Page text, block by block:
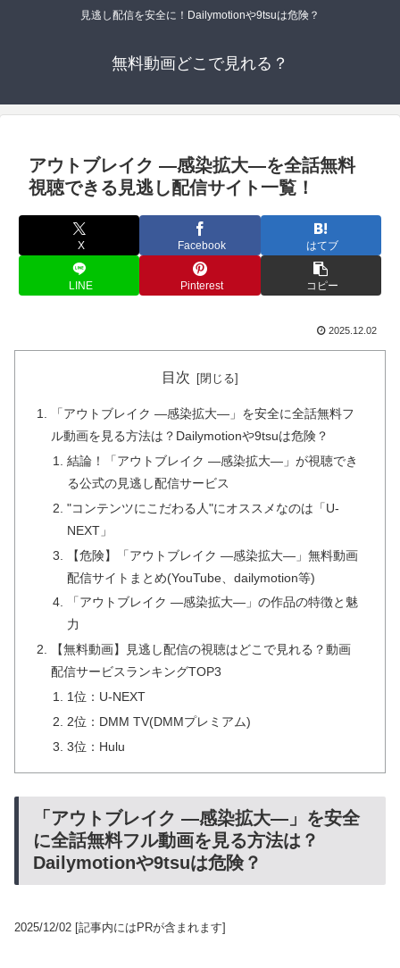
見逃し配信を安全に！Dailymotionや9tsuは危険？
無料動画どこで見れる？
アウトブレイク ―感染拡大―を全話無料
視聴できる見逃し配信サイト一覧！
X Facebook はてブ
LINE Pinterest コピー
2025.12.02
目次
「アウトブレイク ―感染拡大―」を安全に全話無料フ
ル動画を見る方法は？Dailymotionや9tsuは危険？
結論！「アウトブレイク ―感染拡大―」が視聴でき
る公式の見逃し配信サービス
"コンテンツにこだわる人"にオススメなのは「U-
NEXT」
【危険】「アウトブレイク ―感染拡大―」無料動画
配信サイトまとめ(YouTube、dailymotion等)
「アウトブレイク ―感染拡大―」の作品の特徴と魅
力
【無料動画】見逃し配信の視聴はどこで見れる？動画
配信サービスランキングTOP3
1位：U-NEXT
2位：DMM TV(DMMプレミアム)
3位：Hulu
「アウトブレイク ―感染拡大―」を安全
に全話無料フル動画を見る方法は？
Dailymotionや9tsuは危険？
2025/12/02 [記事内にはPRが含まれます]